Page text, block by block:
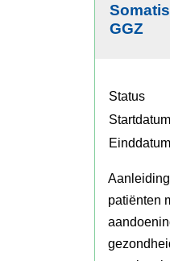
GGZ
Status
Startdatum
Einddatum
patiënten